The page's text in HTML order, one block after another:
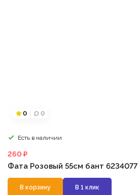
0 0
Есть в наличии
260 ₽
Фата Розовый 55см бант 6234077
В корзину В 1 клик